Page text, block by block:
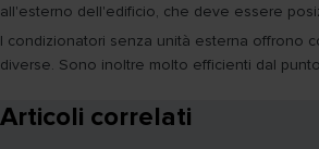
all'esterno dell'edificio, che deve essere
I condizionatori senza unità esterna offrono
diverse. Sono inoltre molto efficienti dal
Articoli correlati